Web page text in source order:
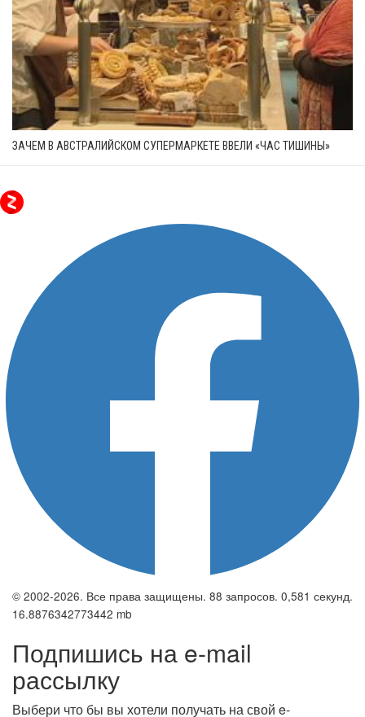
ЗАЧЕМ В АВСТРАЛИЙСКОМ СУПЕРМАРКЕТЕ ВВЕЛИ «ЧАС ТИШИНЫ»
© 2002-2026. Все права защищены. 88 запросов. 0,581 секунд.
16.8876342773442 mb
Подпишись на e-mail
рассылку
Выбери что бы вы хотели получать на свой e-